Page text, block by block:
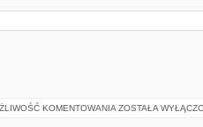
KOMENTOWANIA REVLON
ZOSTAŁA